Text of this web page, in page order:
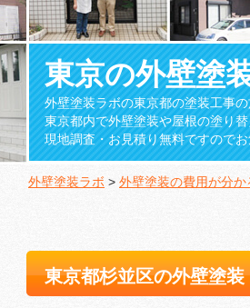
東京の外壁塗
外壁塗装ラボの東京都の塗装工事
東京都内で外壁塗装や屋根の塗り
現地調査・お見積り無料ですので
外壁塗装ラボ > 外壁塗装の費用が分
東京都杉並区の外壁塗